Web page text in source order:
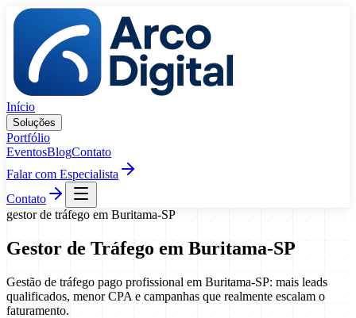
Pular para o conteúdo
Início
Soluções
Portfólio
EventosBlogContato
Falar com Especialista
Contato
gestor de tráfego em Buritama-SP
Gestor de Tráfego em Buritama-SP
Gestão de tráfego pago profissional em Buritama-SP: mais leads
qualificados, menor CPA e campanhas que realmente escalam o
faturamento.